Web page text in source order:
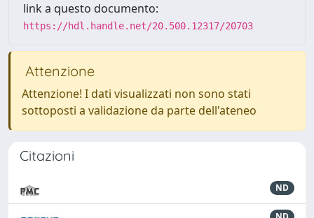
link a questo documento:
https://hdl.handle.net/20.500.12317/20703
Attenzione
Attenzione! I dati visualizzati non sono stati
sottoposti a validazione da parte dell'ateneo
Citazioni
ND